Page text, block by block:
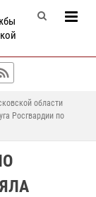
области
Росгвардии по